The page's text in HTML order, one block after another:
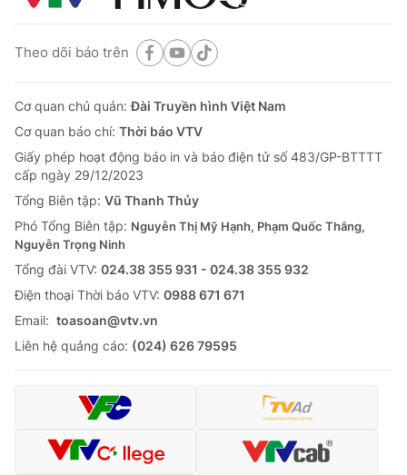
Theo dõi báo trên
Cơ quan chủ quản:Đài Truyền hình Việt Nam
Cơ quan báo chí: Thời báo VTV
Giấy phép hoạt động báo in và báo điện tử số 483/GP-BTTTT
cấp ngày 29/12/2023
Tổng Biên tập: Vũ Thanh Thủy
Phó Tổng Biên tập: Nguyễn Thị Mỹ Hạnh, Phạm Quốc Thắng,
Nguyễn Trọng Ninh
Tổng đài VTV: 024.38 355 931 - 024.38 355 932
Ðiện thoại Thời báo VTV: 0988 671 671
Email: toasoan@vtv.vn
Liên hệ quảng cáo: (024) 626 79595